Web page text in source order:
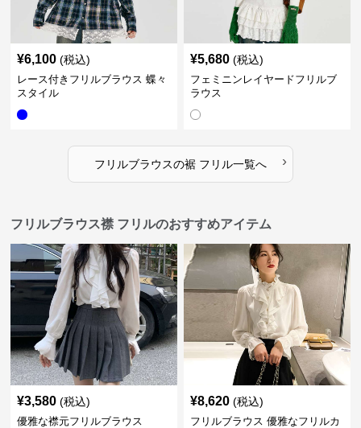
¥6,100 (税込)
レース付きフリルブラウス 蝶々
スタイル
¥5,680 (税込)
フェミニンレイヤードフリルブ
ラウス
フリルブラウスの裾 フリル一覧へ ›
フリルブラウス襟 フリルのおすすめアイテム
¥3,580 (税込)
優雅な襟元フリルブラウス
¥8,620 (税込)
フリルブラウス 優雅なフリルカ